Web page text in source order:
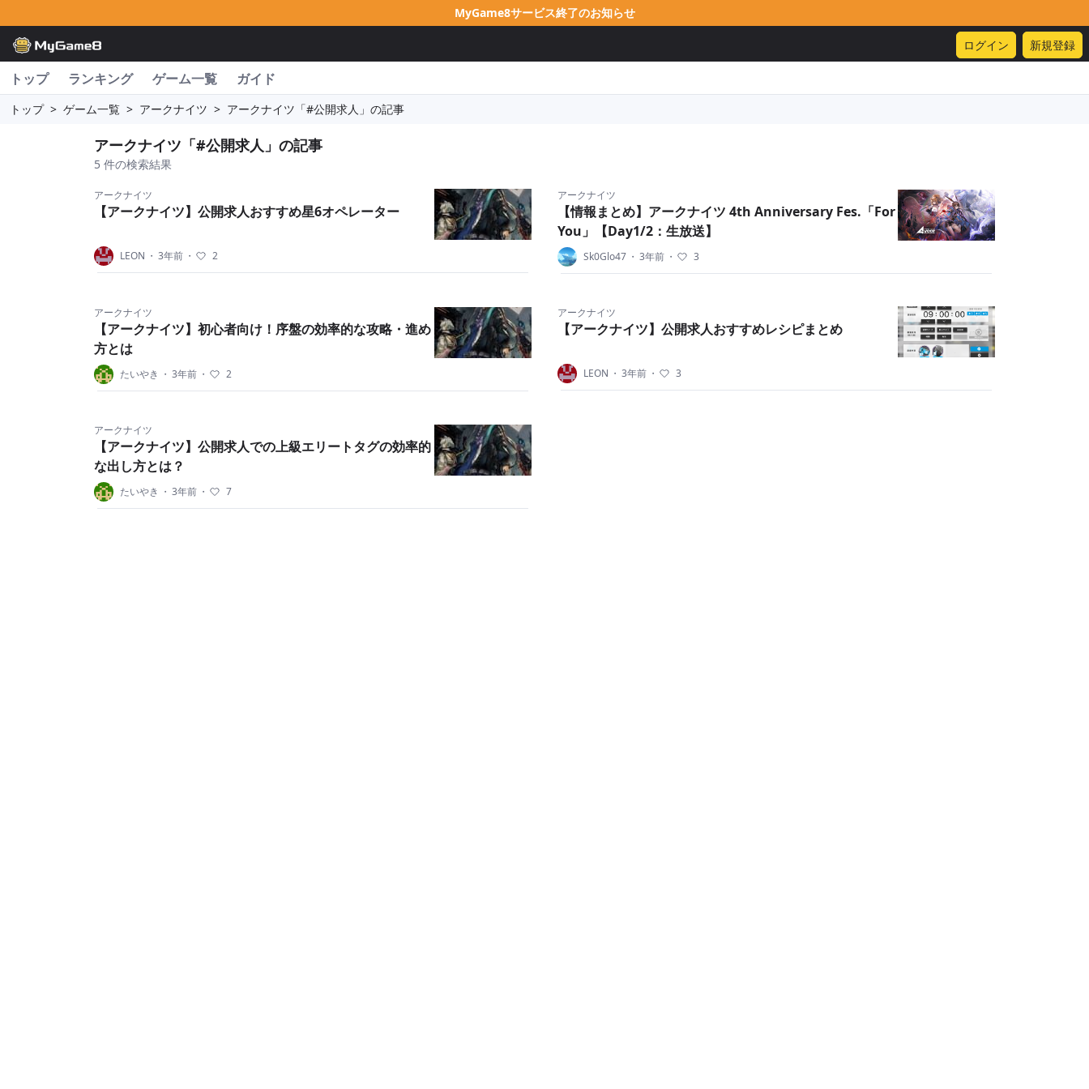
MyGame8サービス終了のお知らせ
ログイン 新規登録
トップ ランキング ゲーム一覧 ガイド
トップ > ゲーム一覧 > アークナイツ > アークナイツ「#公開求人」の記事
アークナイツ「#公開求人」の記事
5 件の検索結果
アークナイツ
【アークナイツ】公開求人おすすめ星6オペレーター
LEON ・ 3年前 ・ 2
アークナイツ
【情報まとめ】アークナイツ 4th Anniversary Fes.「For
You」【Day1/2：生放送】
Sk0Glo47 ・ 3年前 ・ 3
アークナイツ
【アークナイツ】初心者向け！序盤の効率的な攻略・進め
方とは
たいやき ・ 3年前 ・ 2
アークナイツ
【アークナイツ】公開求人おすすめレシピまとめ
LEON ・ 3年前 ・ 3
アークナイツ
【アークナイツ】公開求人での上級エリートタグの効率的
な出し方とは？
たいやき ・ 3年前 ・ 7